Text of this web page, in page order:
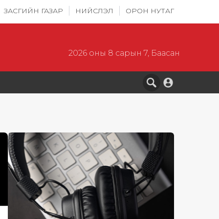
ЗАСГИЙН ГАЗАР НИЙСЛЭЛ ОРОН НУТАГ
2026 оны 8 сарын 7, Баасан